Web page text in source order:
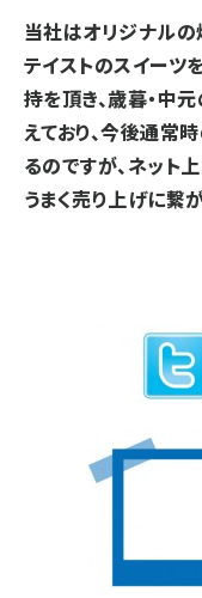
当社はオリジナルの
テイストのスイーツ
持を頂き、歳暮・中
えており、今後通常
るのですが、ネット
うまく売り上げに繋